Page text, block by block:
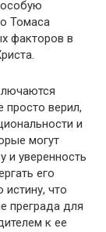
Томаса
факторов в
просто верил,
и
могут
и уверенность
его
что
преграда для
к ее